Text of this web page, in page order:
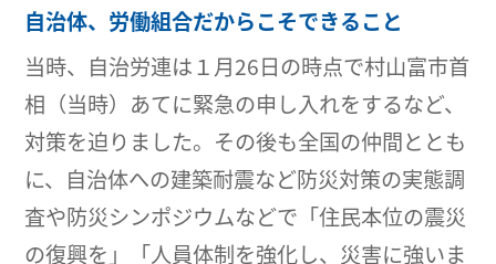
自治体、労働組合だからこそできること
当時、自治労連は１月26日の時点で村山富市首
相（当時）あてに緊急の申し入れをするなど、
対策を迫りました。その後も全国の仲間ととも
に、自治体への建築耐震など防災対策の実態調
査や防災シンポジウムなどで「住民本位の震災
の復興を」「人員体制を強化し、災害に強いま